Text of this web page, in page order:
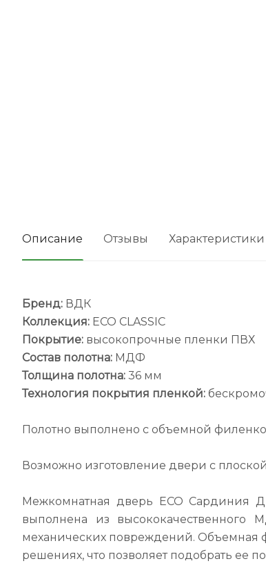
Описание Отзывы Характеристики
Бренд: ВДК
Коллекция: ECO CLASSIC
Покрытие: высокопрочные пленки ПВХ
Состав полотна: МДФ
Толщина полотна: 36 мм
Технология покрытия пленкой:
Полотно выполнено с объемной
Возможно изготовление двери с
Межкомнатная дверь ECO Сардиния
выполнена из
механических повреждений. Объемная
решениях, что позволяет подобрать ее